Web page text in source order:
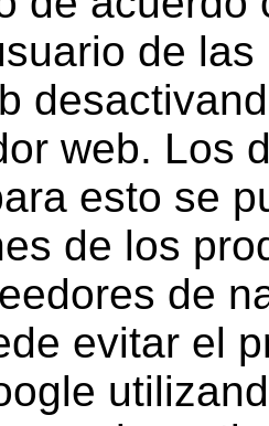
de
web. Los
esto se
de los
de
evitar el